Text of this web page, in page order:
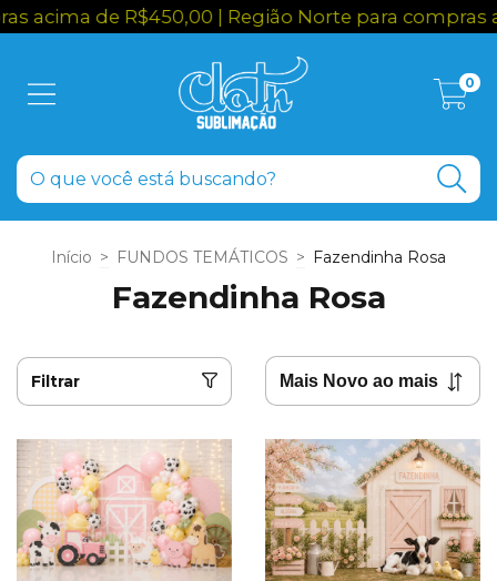
de R$450,00 | Região Norte para compras acima
0
Início > FUNDOS TEMÁTICOS > Fazendinha Rosa
Fazendinha Rosa
Filtrar